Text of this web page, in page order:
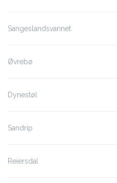
Sangeslandsvannet
Øvrebø
Dynestøl
Sandrip
Reiersdal